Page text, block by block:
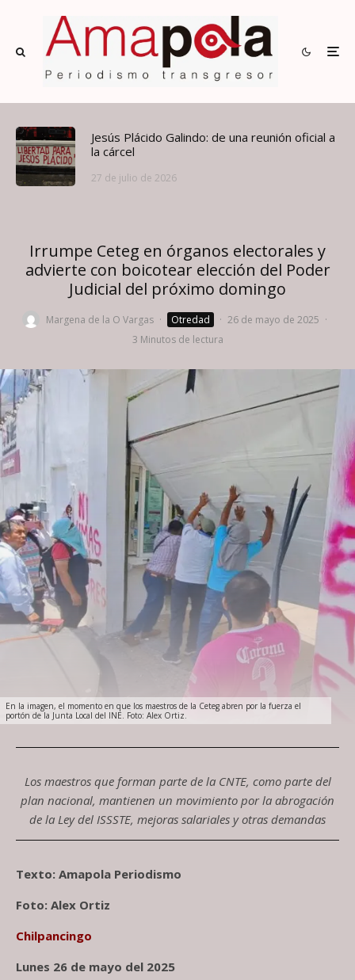
Jesús Plácido Galindo: de una reunión oficial a
la cárcel
27 de julio de 2026
Irrumpe Ceteg en órganos electorales y
advierte con boicotear elección del Poder
Judicial del próximo domingo
Margena de la O Vargas · Otredad · 26 de mayo de 2025 ·
3 Minutos de lectura
En la imagen, el momento en que los maestros de la Ceteg abren por la fuerza el
portón de la Junta Local del INE. Foto: Alex Ortiz.
Los maestros que forman parte de la CNTE, como parte del
plan nacional, mantienen un movimiento por la abrogación
de la Ley del ISSSTE, mejoras salariales y otras demandas
Texto: Amapola Periodismo
Foto: Alex Ortiz
Chilpancingo
Lunes 26 de mayo del 2025